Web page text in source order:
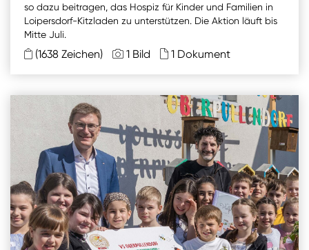
so dazu beitragen, das Hospiz für Kinder und Familien in
Loipersdorf-Kitzladen zu unterstützen. Die Aktion läuft bis
Mitte Juli.
(1638 Zeichen) 1 Bild 1 Dokument